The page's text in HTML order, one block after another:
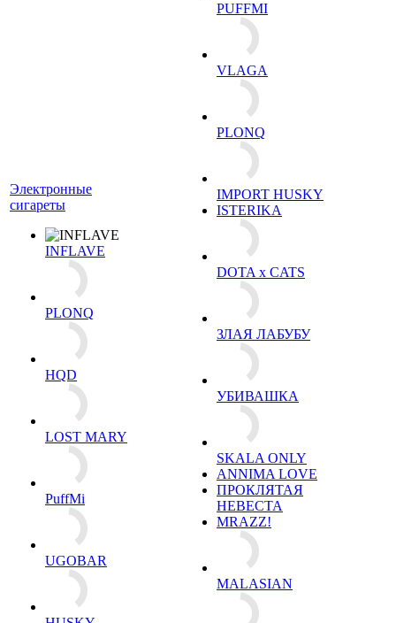
Электронные
сигареты
INFLAVE
PLONQ
HQD
LOST MARY
PuffMi
UGOBAR
PUFFMI
VLAGA
PLONQ
IMPORT HUSKY
ISTERIKA
DOTA x CATS
ЗЛАЯ ЛАБУБУ
УБИВАШКА
SKALA ONLY
ANNIMA LOVE
ПРОКЛЯТАЯ
НЕВЕСТА
MRAZZ!
MALASIAN